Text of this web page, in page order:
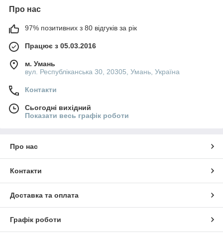
Про нас
97% позитивних з 80 відгуків за рік
Працює з 05.03.2016
м. Умань
вул. Республіканська 30, 20305, Умань, Україна
Контакти
Сьогодні вихідний
Показати весь графік роботи
Про нас
Контакти
Доставка та оплата
Графік роботи